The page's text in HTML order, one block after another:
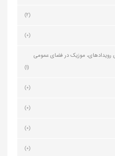
(2)
(0)
رویدادهای، موزیک در فضای عمومی
(1)
(0)
(0)
(0)
(0)